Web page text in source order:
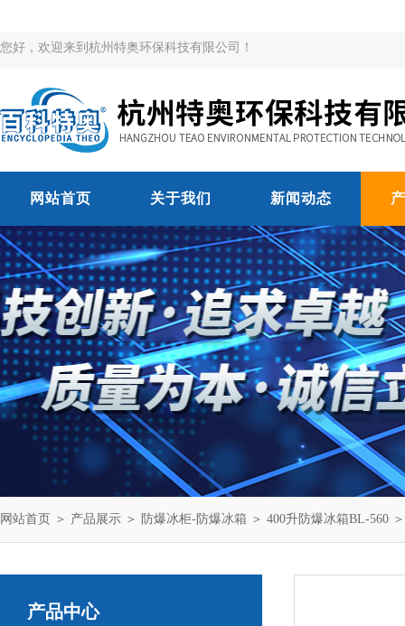
您好，欢迎来到杭州特奥环保科技有限公司！
网站首页 关于我们 新闻动态
网站首页 ＞ 产品展示 ＞ 防爆冰柜-防爆冰箱 ＞ 400升防爆冰箱BL-560
产品中心